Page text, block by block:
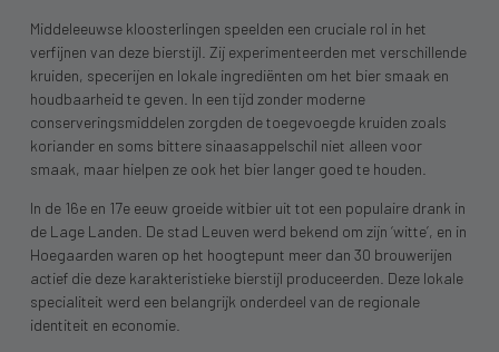
Middeleeuwse kloosterlingen speelden een cruciale rol in het
verfijnen van deze bierstijl. Zij experimenteerden met verschillende
kruiden, specerijen en lokale ingrediënten om het bier smaak en
houdbaarheid te geven. In een tijd zonder moderne
conserveringsmiddelen zorgden de toegevoegde kruiden zoals
koriander en soms bittere sinaasappelschil niet alleen voor
smaak, maar hielpen ze ook het bier langer goed te houden.
In de 16e en 17e eeuw groeide witbier uit tot een populaire drank in
de Lage Landen. De stad Leuven werd bekend om zijn ‘witte’, en in
Hoegaarden waren op het hoogtepunt meer dan 30 brouwerijen
actief die deze karakteristieke bierstijl produceerden. Deze lokale
specialiteit werd een belangrijk onderdeel van de regionale
identiteit en economie.